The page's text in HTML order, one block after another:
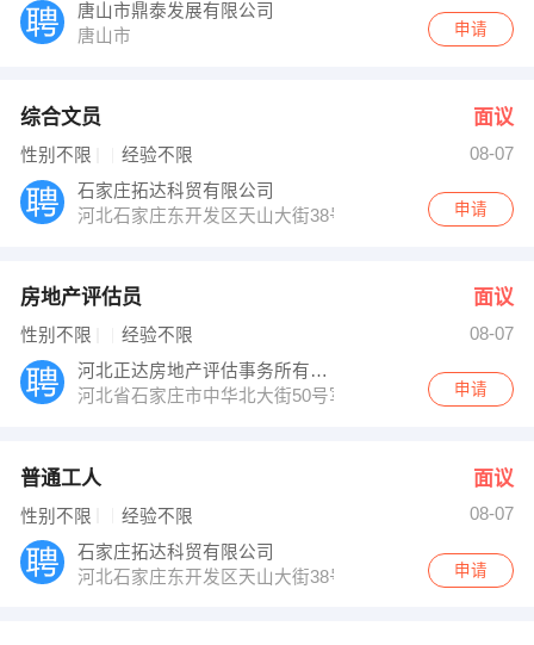
唐山市鼎泰发展有限公司
唐山市
申请
综合文员 面议
性别不限 经验不限
08-07
石家庄拓达科贸有限公司
河北石家庄东开发区天山大街38号-1号
申请
房地产评估员 面议
性别不限 经验不限
08-07
河北正达房地产评估事务所有限责任公司
河北省石家庄市中华北大街50号军创国际801室
申请
普通工人 面议
性别不限 经验不限
08-07
石家庄拓达科贸有限公司
河北石家庄东开发区天山大街38号-1号
申请